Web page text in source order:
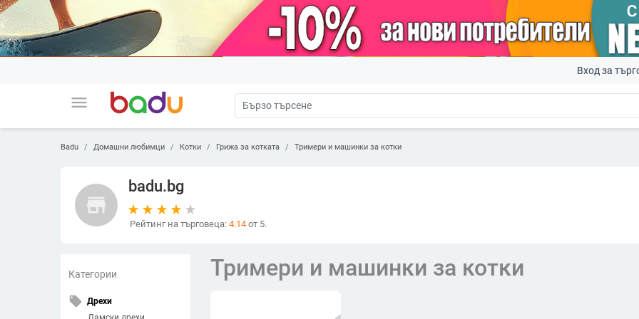
menu
Вход за
Badu Домашни любимци Котки Грижа за котката Тримери и машинки за котки
store
badu.bg
Рейтинг на търговеца: 4.14 от 5.
Категории
local_offer Дрехи
Тримери и машинки за котки